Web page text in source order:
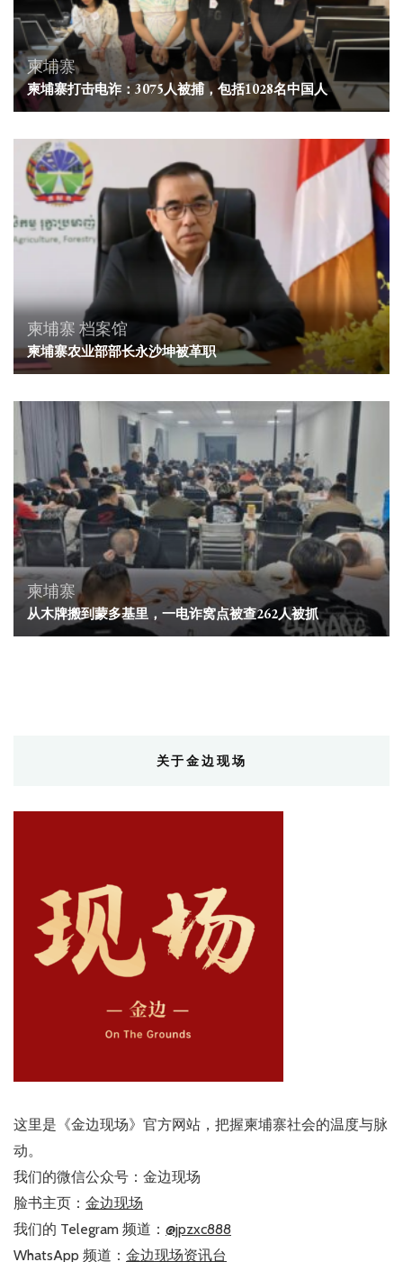
柬埔寨
柬埔寨打击电诈：3075人被捕，包括1028名中国人
柬埔寨 档案馆
柬埔寨农业部部长永沙坤被革职
柬埔寨
从木牌搬到蒙多基里，一电诈窝点被查262人被抓
关于金边现场
这里是《金边现场》官方网站，把握柬埔寨社会的温度与脉
动。
我们的微信公众号：金边现场
脸书主页： 金边现场
我们的 Telegram 频道： @jpzxc888
WhatsApp 频道： 金边现场资讯台